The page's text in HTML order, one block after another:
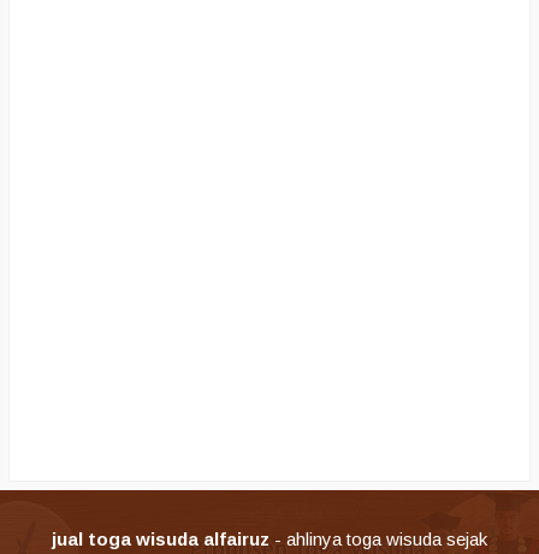
jual toga wisuda alfairuz - ahlinya toga wisuda sejak